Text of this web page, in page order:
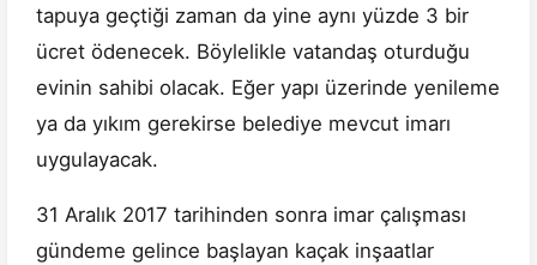
tapuya geçtiği zaman da yine aynı yüzde 3 bir
ücret ödenecek. Böylelikle vatandaş oturduğu
evinin sahibi olacak. Eğer yapı üzerinde yenileme
ya da yıkım gerekirse belediye mevcut imarı
uygulayacak.
31 Aralık 2017 tarihinden sonra imar çalışması
gündeme gelince başlayan kaçak inşaatlar